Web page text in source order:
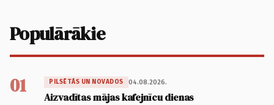
Populārākie
01 PILSĒTĀS UN NOVADOS 04.08.2026.
Aizvadītas mājas kafejnīcu dienas